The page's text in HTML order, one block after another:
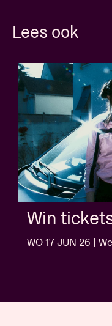
Lees ook
Win
WO 10 JUN 26 |